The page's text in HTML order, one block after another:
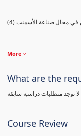
في مجال صناعة الأسمنت
More
What are the
لا توجد متطلبات دراسية سابقة
Course Review